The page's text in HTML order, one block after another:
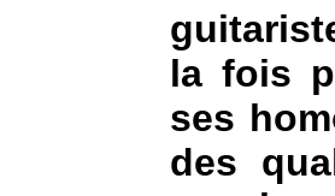
la fois
ses
des